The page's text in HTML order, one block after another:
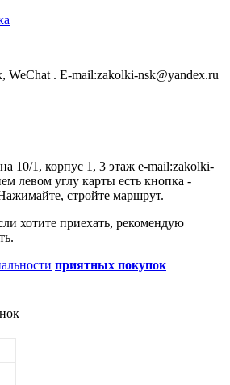
WeChat . E-mail:zakolki-nsk@yandex.ru
10/1, корпус 1, 3 этаж e-mail:zakolki-
левом углу карты есть кнопка -
стройте маршрут.
хотите приехать, рекомендую
приятных покупок